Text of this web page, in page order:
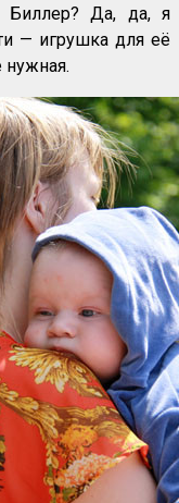
Да, да, я
— игрушка для её
нужная.